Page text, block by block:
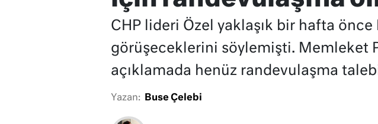
CHP lideri Özel yaklaşık bir hafta
görüşeceklerini söylemişti. Memleket
açıklamada henüz randevulaşma
Yazan: Buse Çelebi